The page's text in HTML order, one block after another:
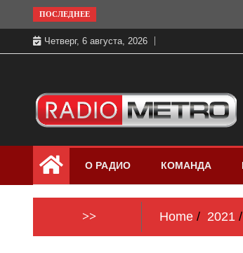
to
content
ПОСЛЕДНЕЕ
Четверг, 6 августа, 2026
Радио МЕТРО
бесплатно в хорошем качестве Санкт-
Петербург и Россия
О РАДИО КОМАНДА
>> Home 2021